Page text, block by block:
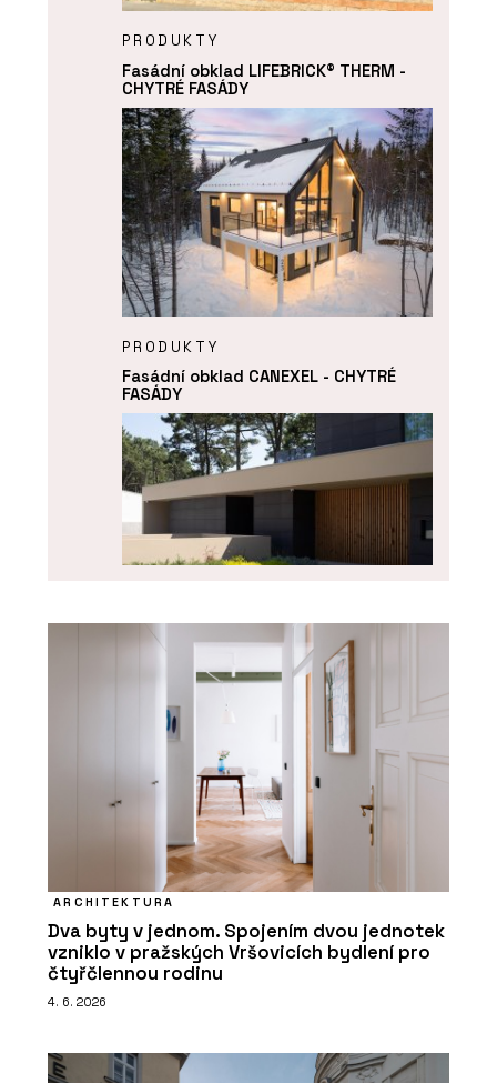
PRODUKTY
Fasádní obklad LIFEBRICK® THERM -
CHYTRÉ FASÁDY
PRODUKTY
Fasádní obklad CANEXEL - CHYTRÉ
FASÁDY
PRODUKTY
Fasádní panely FRONTEK - CHYTRÉ
O FIRMĚ
CHYTRÉ FASÁDY
ARCHITEKTURA
Dva byty v jednom. Spojením dvou jednotek
vzniklo v pražských Vršovicích bydlení pro
čtyřčlennou rodinu
4. 6. 2026